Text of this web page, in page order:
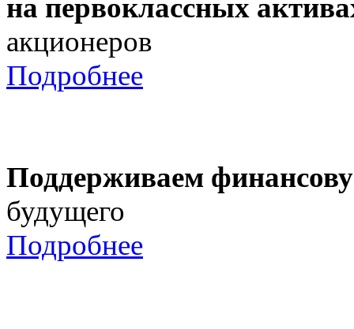
на первоклассных
акционеров
Подробнее
Поддерживаем
будущего
Подробнее